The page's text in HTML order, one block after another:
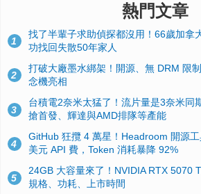
熱門文章
1
找了半輩子求助偵探都沒用！66歲加拿
功找回失散50年家人
2
打破大廠墨水綁架！開源、無 DRM 限
念機亮相
3
台積電2奈米太猛了！流片量是3奈米同
搶首發、輝達與AMD排隊等產能
4
GitHub 狂攬 4 萬星！Headroom 開源
美元 API 費，Token 消耗暴降 92%
5
24GB 大容量來了！NVIDIA RTX 5070
規格、功耗、上市時間